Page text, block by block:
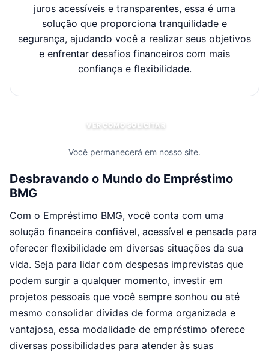
juros acessíveis e transparentes, essa é uma
solução que proporciona tranquilidade e
segurança, ajudando você a realizar seus objetivos
e enfrentar desafios financeiros com mais
confiança e flexibilidade.
VER COMO SOLICITAR
Você permanecerá em nosso site.
Desbravando o Mundo do Empréstimo
BMG
Com o Empréstimo BMG, você conta com uma
solução financeira confiável, acessível e pensada para
oferecer flexibilidade em diversas situações da sua
vida. Seja para lidar com despesas imprevistas que
podem surgir a qualquer momento, investir em
projetos pessoais que você sempre sonhou ou até
mesmo consolidar dívidas de forma organizada e
vantajosa, essa modalidade de empréstimo oferece
diversas possibilidades para atender às suas